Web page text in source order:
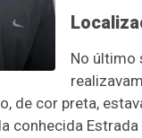
No último
de cor preta,